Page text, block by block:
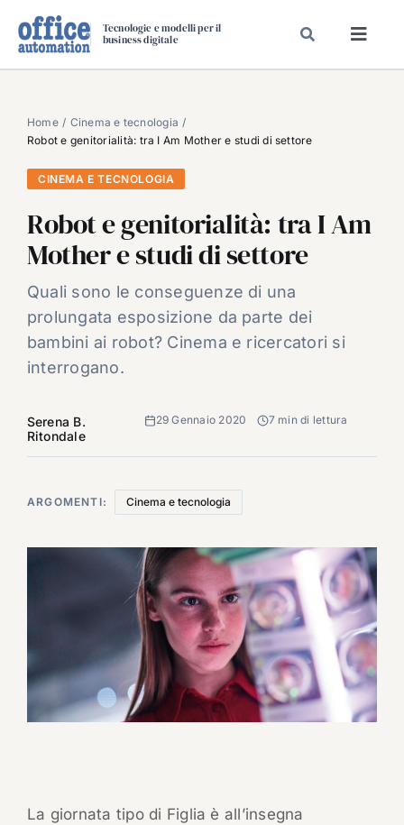
Tecnologie e modelli per il
business digitale
SPECIAL PAPER
TAVOLE ROTONDE DI REDAZIONE
DAL MERCATO
CARRIERE
VIDEO
EVENTI
CHI SIAMO
Home
Cinema e tecnologia
Robot e genitorialità: tra I Am Mother e studi di settore
CINEMA E TECNOLOGIA
Robot e genitorialità: tra I Am
Mother e studi di settore
Quali sono le conseguenze di una
prolungata esposizione da parte dei
bambini ai robot? Cinema e ricercatori si
interrogano.
Serena B.
Ritondale
29 Gennaio 2020 7 min di lettura
ARGOMENTI: Cinema e tecnologia
La giornata tipo di Figlia è all’insegna